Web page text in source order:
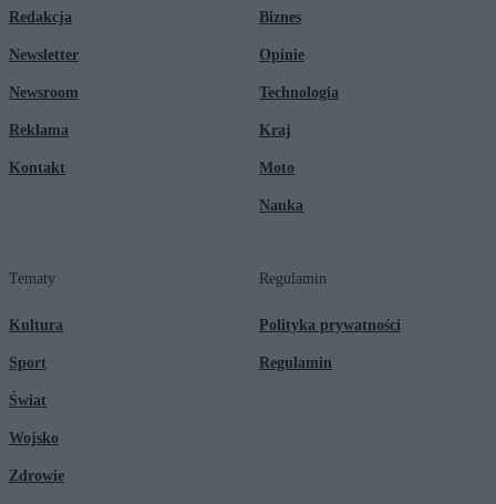
Redakcja
Newsletter
Newsroom
Reklama
Kontakt
Biznes
Opinie
Technologia
Kraj
Moto
Nauka
Tematy
Kultura
Sport
Świat
Wojsko
Zdrowie
Regulamin
Polityka prywatności
Regulamin